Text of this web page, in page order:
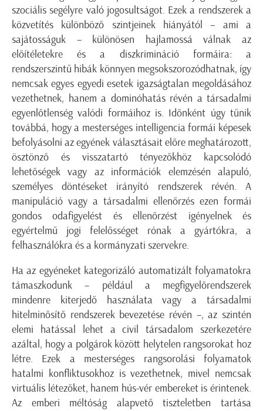
szociális segélyre való jogosultságot. Ezek a rendszerek a
közvetítés különböző szintjeinek hiányától – ami a
sajátosságuk – különösen hajlamossá válnak az
előítéletekre és a diszkrimináció formáira: a
rendszerszintű hibák könnyen megsokszorozódhatnak, így
nemcsak egyes egyedi esetek igazságtalan megoldásához
vezethetnek, hanem a dominóhatás révén a társadalmi
egyenlőtlenség valódi formáihoz is. Időnként úgy tűnik
továbbá, hogy a mesterséges intelligencia formái képesek
befolyásolni az egyének választásait előre meghatározott,
ösztönző és visszatartó tényezőkhöz kapcsolódó
lehetőségek vagy az információk elemzésén alapuló,
személyes döntéseket irányító rendszerek révén. A
manipuláció vagy a társadalmi ellenőrzés ezen formái
gondos odafigyelést és ellenőrzést igényelnek és
egyértelmű jogi felelősséget rónak a gyártókra, a
felhasználókra és a kormányzati szervekre.
Ha az egyéneket kategorizáló automatizált folyamatokra
támaszkodunk – például a megfigyelőrendszerek
mindenre kiterjedő használata vagy a társadalmi
hitelminősítő rendszerek bevezetése révén –, az szintén
elemi hatással lehet a civil társadalom szerkezetére
azáltal, hogy a polgárok között helytelen rangsorokat hoz
létre. Ezek a mesterséges rangsorolási folyamatok
hatalmi konfliktusokhoz is vezethetnek, mivel nemcsak
virtuális létezőket, hanem hús-vér embereket is érintenek.
Az emberi méltóság alapvető tiszteletben tartása